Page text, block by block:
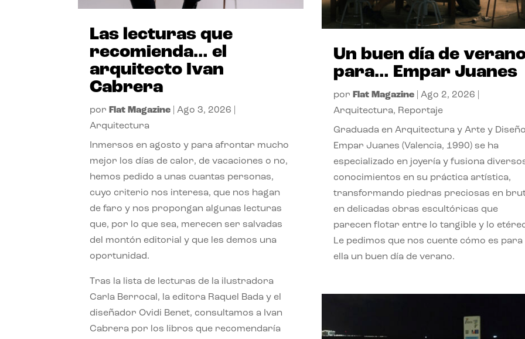
Las lecturas que
recomienda… el
arquitecto Ivan
Cabrera
por Flat Magazine |Ago 3, 2026
Arquitectura
Inmersos en agosto y para afrontar mucho
mejor los días de calor, de vacaciones o no,
hemos pedido a unas cuantas personas,
cuyo criterio nos interesa, que nos hagan
de faro y nos propongan algunas lecturas
que, por lo que sea, merecen ser salvadas
del montón editorial y que les demos una
oportunidad.
Tras la lista de lecturas de la ilustradora
Carla Berrocal, la editora Raquel Bada y el
diseñador Ovidi Benet, consultamos a Ivan
Cabrera por los libros que recomendaría
Un buen día de
para… Empar Juanes
por Flat Magazine| Ago 2, 2026
Arquitectura, Reportaje
Graduada en Arquitectura y Arte y
Empar Juanes (Valencia, 1990) se ha
especializado en joyería y fusiona
conocimientos en su práctica artística,
transformando piedras preciosas en
en delicadas obras escultóricas que
parecen flotar entre lo tangible y lo
Le pedimos que nos cuente cómo es para
ella un buen día de verano.